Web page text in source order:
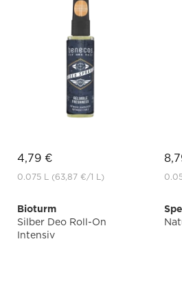
4,79 €
0.075 L (63,87 €/1 L)
Bioturm
Silber Deo Roll-On
Intensiv